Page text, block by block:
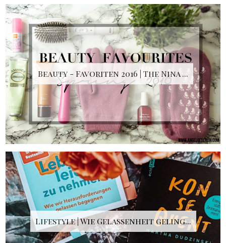
Beauty - Favoriten 2016 | The Nina ...
Lifestyle | Wie Gelassenheit geling...